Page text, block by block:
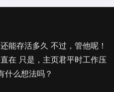
能存活多久 不过，管他呢！
在 只是，主页君平时工作压
什么想法吗？